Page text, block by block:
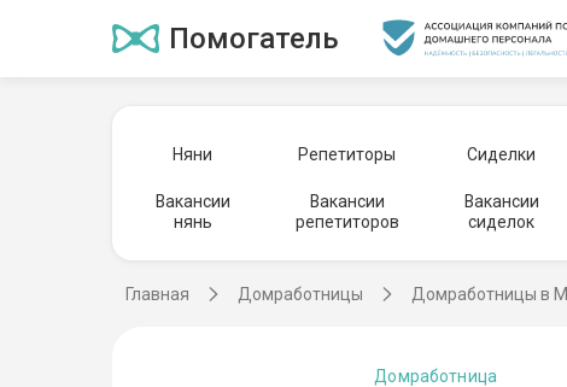
Помогатель
Няни Репетиторы Сиделки
Вакансии
нянь
Вакансии
репетиторов
Вакансии
сиделок
Главная Домработницы Домработницы в
Домработница